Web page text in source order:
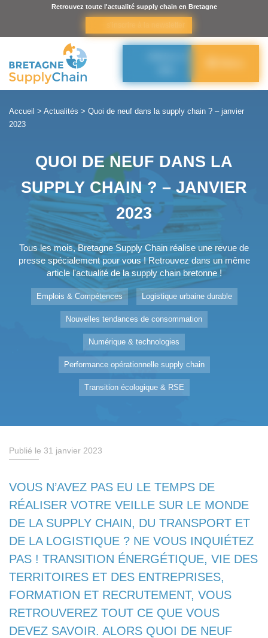
Retrouvez toute l'actualité supply chain en Bretagne
Accueil > Actualités > Quoi de neuf dans la supply chain ? – janvier
2023
QUOI DE NEUF DANS LA
SUPPLY CHAIN ? – JANVIER
2023
Tous les mois, Bretagne Supply Chain réalise une revue de
presse spécialement pour vous ! Retrouvez dans un même
article l'actualité de la supply chain bretonne !
Emplois & Compétences Logistique urbaine durable
Nouvelles tendances de consommation
Numérique & technologies
Performance opérationnelle supply chain
Transition écologique & RSE
Publié le 31 janvier 2023
VOUS N’AVEZ PAS EU LE TEMPS DE
RÉALISER VOTRE VEILLE SUR LE MONDE
DE LA SUPPLY CHAIN, DU TRANSPORT ET
DE LA LOGISTIQUE ? NE VOUS INQUIÉTEZ
PAS ! TRANSITION ÉNERGÉTIQUE, VIE DES
TERRITOIRES ET DES ENTREPRISES,
FORMATION ET RECRUTEMENT, VOUS
RETROUVEREZ TOUT CE QUE VOUS
DEVEZ SAVOIR. ALORS QUOI DE NEUF
Panneau de gestion des cookies